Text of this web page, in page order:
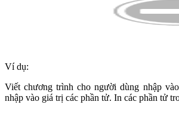
Ví dụ:
Viết chương trình cho người dùng nhập
nhập vào giá trị các phần tử. In các phần tử